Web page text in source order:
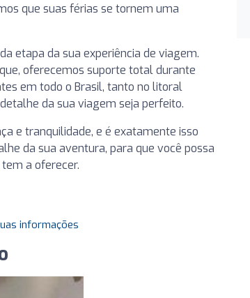
que suas férias se tornem uma
etapa da sua experiência de viagem.
oferecemos suporte total durante
em todo o Brasil, tanto no litoral
da sua viagem seja perfeito.
e tranquilidade, e é exatamente isso
da sua aventura, para que você possa
a oferecer.
informações